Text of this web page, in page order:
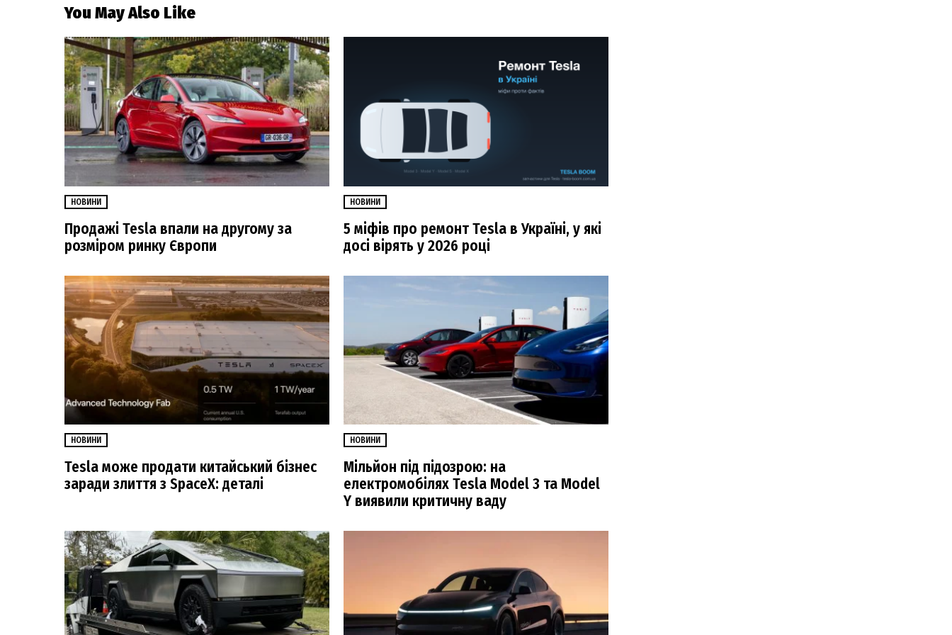
You May Also Like
НОВИНИ
Продажі Tesla впали на другому за
розміром ринку Європи
НОВИНИ
5 міфів про ремонт Tesla в Україні, у які
досі вірять у 2026 році
НОВИНИ
Tesla може продати китайський бізнес
заради злиття з SpaceX: деталі
НОВИНИ
Мільйон під підозрою: на
електромобілях Tesla Model 3 та Model
Y виявили критичну ваду